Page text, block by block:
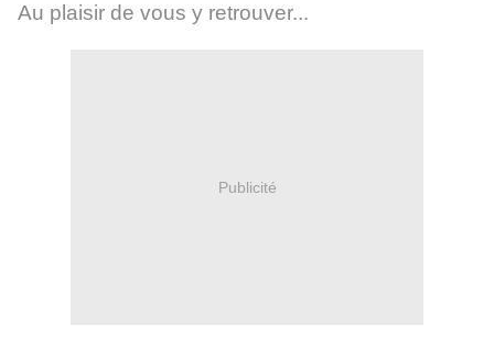
Au plaisir de vous y retrouver...
Publicité